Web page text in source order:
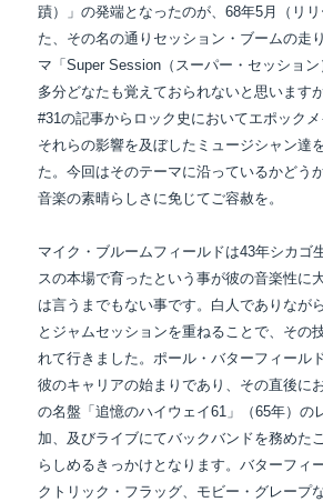
蹟）」の発端となったのが、68年5月（リ
た、その名の通りセッション・ブームの走
マ「Super Session（スーパー・セッション
多分どなたも覚えておられないと思います
#31の記事からロック史においてエポックメ
それらの影響を及ぼしたミュージシャン達
た。今回はそのテーマに沿っているかどう
音楽の素晴らしさに免じてご容赦を。
マイク・ブルームフィールドは43年シカゴ
スの本場で育ったという事が彼の音楽性に
は言うまでもない事です。白人でありなが
とジャムセッションを重ねることで、その
れて行きました。ポール・バターフィール
彼のキャリアの始まりであり、その直後に
の名盤「追憶のハイウェイ61」（65年）の
加、及びライブにてバックバンドを務めた
らしめるきっかけとなります。バターフィ
クトリック・フラッグ、モビー・グレープ